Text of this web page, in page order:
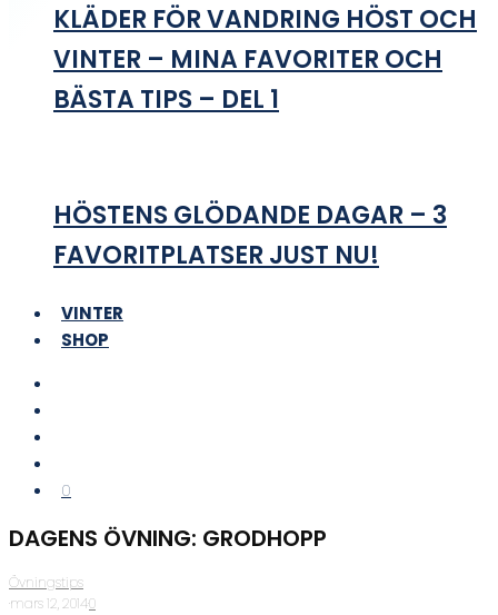
KLÄDER FÖR VANDRING HÖST OCH
VINTER – MINA FAVORITER OCH
BÄSTA TIPS – DEL 1
HÖSTENS GLÖDANDE DAGAR – 3
FAVORITPLATSER JUST NU!
VINTER
SHOP
0
DAGENS ÖVNING: GRODHOPP
Övningstips
·mars 12, 2014·0